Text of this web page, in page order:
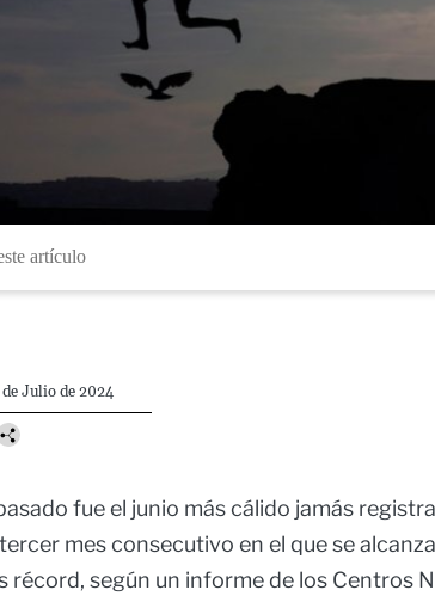
artículo
Julio de 2024
fue el junio más cálido jamás
mes consecutivo en el que se
récord, según un informe de los Centros